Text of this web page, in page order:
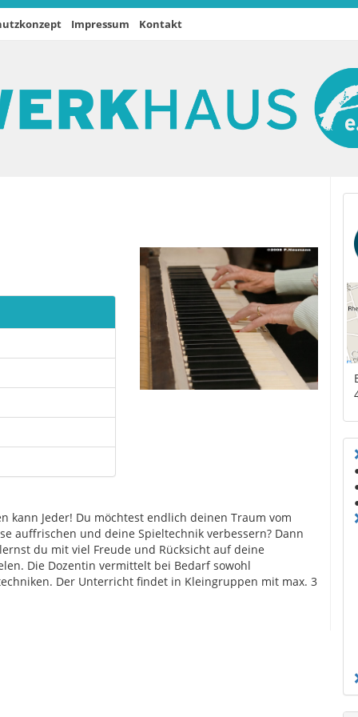
Impressum Kontakt
kann Jeder! Du möchtest endlich deinen Traum vom
auffrischen und deine Spieltechnik verbessern? Dann
du mit viel Freude und Rücksicht auf deine
Die Dozentin vermittelt bei Bedarf sowohl
Der Unterricht findet in Kleingruppen mit max. 3